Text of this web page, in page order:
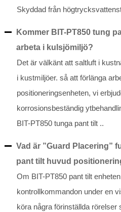
Skyddad från
Kommer BIT-PT850 tung
arbeta i kulsjömiljö?
Det är välkänt att saltluft i
i kustmiljöer. så att förlänga
positioneringsenheten, vi
korrosionsbeständig
BIT-PT850 tunga pant tilt ..
Vad är ”Guard Placering”
pant tilt huvud
Om BIT-PT850 pant tilt
kontrollkommandon under en
köra några förinställda